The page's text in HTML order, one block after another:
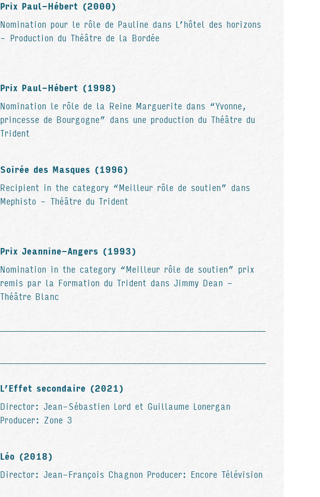
Prix Paul-Hébert (2000)
Nomination pour le rôle de Pauline dans L’hôtel des horizons
- Production du Théâtre de la Bordée
Prix Paul-Hébert (1998)
Nomination le rôle de la Reine Marguerite dans “Yvonne,
princesse de Bourgogne” dans une production du Théâtre du
Trident
Soirée des Masques (1996)
Recipient in the category “Meilleur rôle de soutien” dans
Mephisto - Théâtre du Trident
Prix Jeannine-Angers (1993)
Nomination in the category “Meilleur rôle de soutien” prix
remis par la Formation du Trident dans Jimmy Dean -
Théâtre Blanc
L’Effet secondaire (2021)
Director: Jean-Sébastien Lord et Guillaume Lonergan
Producer: Zone 3
Léo (2018)
Director: Jean-François Chagnon Producer: Encore Télévision